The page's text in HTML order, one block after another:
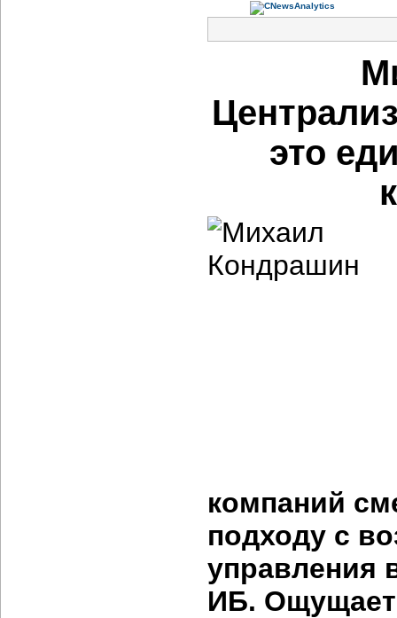
это
компаний
подходу с
управления
ИБ.